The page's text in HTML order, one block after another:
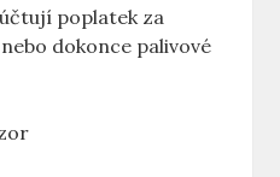
poplatek za
dokonce palivové